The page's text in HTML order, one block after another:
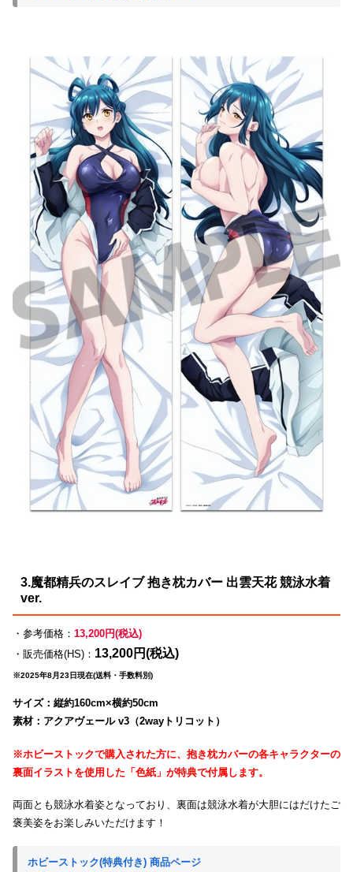
3.魔都精兵のスレイブ 抱き枕カバー 出雲天花 競泳水着
ver.
・参考価格： 13,200円(税込)
・販売価格(HS)： 13,200円(税込)
※2025年8月23日現在(送料・手数料別)
サイズ：縦約160cm×横約50cm
素材：アクアヴェール v3（2wayトリコット）
※ホビーストックで購入された方に、抱き枕カバーの各キャラクターの
裏面イラストを使用した「色紙」が特典で付属します。
両面とも競泳水着姿となっており、裏面は競泳水着が大胆にはだけたご
褒美姿をお楽しみいただけます！
ホビーストック(特典付き) 商品ページ